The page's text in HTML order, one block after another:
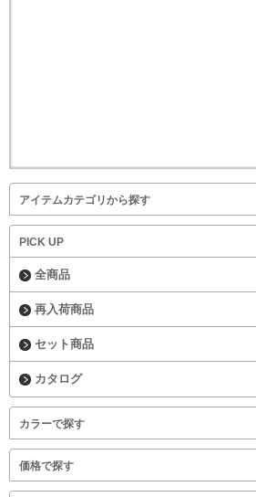
アイテムカテゴリから探す
PICK UP
全商品
再入荷商品
セット商品
カタログ
カラーで探す
価格で探す